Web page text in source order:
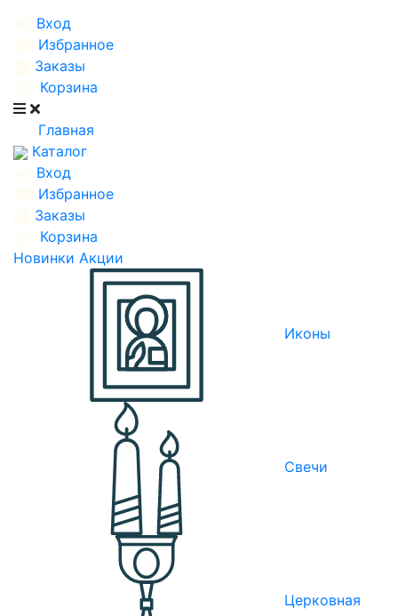
Вход
Избранное
Заказы
Корзина
Главная
Каталог
Вход
Избранное
Заказы
Корзина
Новинки Акции
Иконы
Свечи
Церковная